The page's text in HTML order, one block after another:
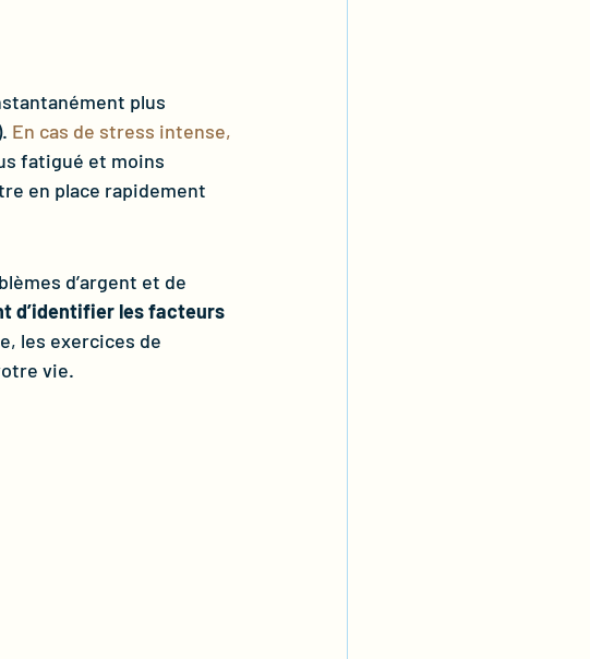
plus
En cas de stress intense,
fatigué et moins
en place rapidement
d’argent et de
d’identifier les facteurs
les exercices de
vie.